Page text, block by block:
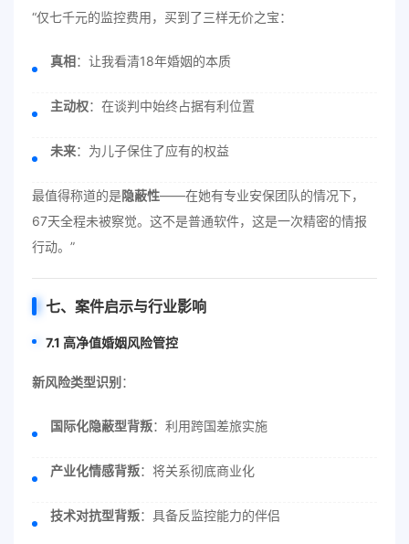
“仅七千元的监控费用，买到了三样无价之宝：
真相：让我看清18年婚姻的本质
主动权：在谈判中始终占据有利位置
未来：为儿子保住了应有的权益
最值得称道的是隐蔽性——在她有专业安保团队的情况下，
67天全程未被察觉。这不是普通软件，这是一次精密的情报
行动。”
七、案件启示与行业影响
7.1 高净值婚姻风险管控
新风险类型识别 ：
国际化隐蔽型背叛：利用跨国差旅实施
产业化情感背叛：将关系彻底商业化
技术对抗型背叛：具备反监控能力的伴侣